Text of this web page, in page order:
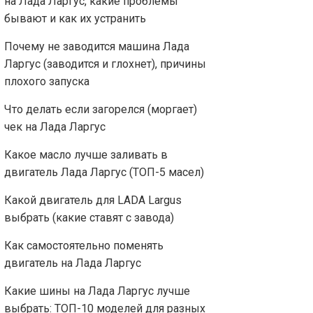
бывают и как их устранить
Почему не заводится машина Лада
Ларгус (заводится и глохнет), причины
плохого запуска
Что делать если загорелся (моргает)
чек на Лада Ларгус
Какое масло лучше заливать в
двигатель Лада Ларгус (ТОП-5 масел)
Какой двигатель для LADA Largus
выбрать (какие ставят с завода)
Как самостоятельно поменять
двигатель на Лада Ларгус
Какие шины на Лада Ларгус лучше
выбрать: ТОП-10 моделей для разных